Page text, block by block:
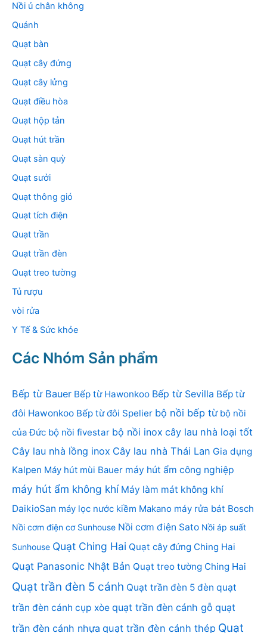
Nồi ủ chân không
Quánh
Quạt bàn
Quạt cây đứng
Quạt cây lửng
Quạt điều hòa
Quạt hộp tản
Quạt hút trần
Quạt sàn quỳ
Quạt sưởi
Quạt thông gió
Quạt tích điện
Quạt trần
Quạt trần đèn
Quạt treo tường
Tủ rượu
vòi rửa
Y Tế & Sức khỏe
Các Nhóm Sản phẩm
Bếp từ Bauer Bếp từ Hawonkoo Bếp từ Sevilla Bếp từ
đôi Hawonkoo Bếp từ đôi Spelier bộ nồi bếp từ bộ nồi
của Đức bộ nồi fivestar bộ nồi inox cây lau nhà loại tốt
Cây lau nhà lồng inox Cây lau nhà Thái Lan Gia dụng
Kalpen Máy hút mùi Bauer máy hút ẩm công nghiệp
máy hút ẩm không khí Máy làm mát không khí
DaikioSan máy lọc nước kiềm Makano máy rửa bát Bosch
Nồi cơm điện cơ Sunhouse Nồi cơm điện Sato Nồi áp suất
Sunhouse Quạt Ching Hai Quạt cây đứng Ching Hai
Quạt Panasonic Nhật Bản Quạt treo tường Ching Hai
Quạt trần đèn 5 cánh Quạt trần đèn 5 đèn quạt
trần đèn cánh cụp xòe quạt trần đèn cánh gỗ quạt
trần đèn cánh nhựa quạt trần đèn cánh thép Quạt